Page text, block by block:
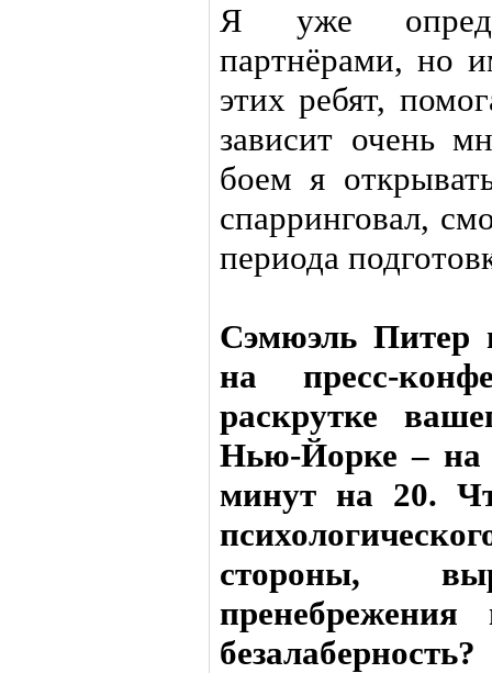
Я уже
партнёрами, но
этих ребят,
зависит очень
боем я
спарринговал,
периода
Сэмюэль Питер
на пресс-
раскрутке
Нью-Йорке – на
минут на 20.
стороны,
безалаберность?